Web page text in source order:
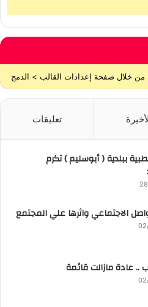
تعليقات
ببلدية ( أبوسليم ) تكرم
الاجتماعي واثرها علي المجتمع
.. عادة مازالت قائمة